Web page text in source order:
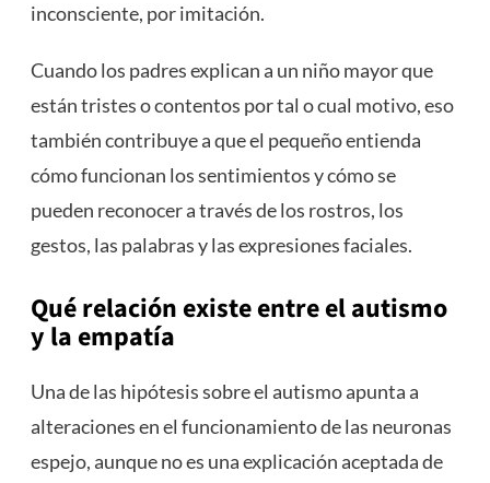
inconsciente, por imitación.
Cuando los padres explican a un niño mayor que
están tristes o contentos por tal o cual motivo, eso
también contribuye a que el pequeño entienda
cómo funcionan los sentimientos y cómo se
pueden reconocer a través de los rostros, los
gestos, las palabras y las expresiones faciales.
Qué relación existe entre el autismo
y la empatía
Una de las hipótesis sobre el autismo apunta a
alteraciones en el funcionamiento de las neuronas
espejo, aunque no es una explicación aceptada de